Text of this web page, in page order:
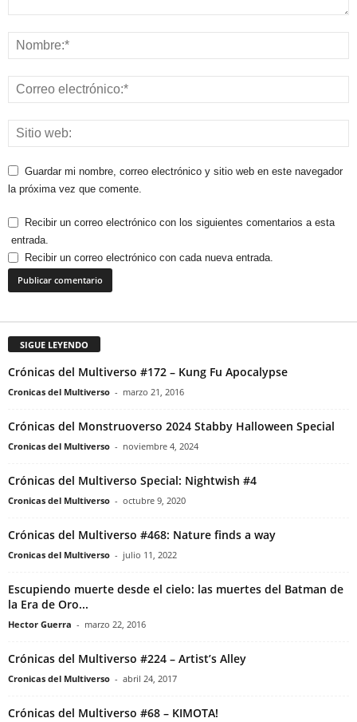
Guardar mi nombre, correo electrónico y sitio web en este navegador
la próxima vez que comente.
Recibir un correo electrónico con los siguientes comentarios a esta
entrada.
Recibir un correo electrónico con cada nueva entrada.
SIGUE LEYENDO
Crónicas del Multiverso #172 – Kung Fu Apocalypse
Cronicas del Multiverso - marzo 21, 2016
Crónicas del Monstruoverso 2024 Stabby Halloween Special
Cronicas del Multiverso - noviembre 4, 2024
Crónicas del Multiverso Special: Nightwish #4
Cronicas del Multiverso - octubre 9, 2020
Crónicas del Multiverso #468: Nature finds a way
Cronicas del Multiverso - julio 11, 2022
Escupiendo muerte desde el cielo: las muertes del Batman de
la Era de Oro...
Hector Guerra - marzo 22, 2016
Crónicas del Multiverso #224 – Artist’s Alley
Cronicas del Multiverso - abril 24, 2017
Crónicas del Multiverso #68 – KIMOTA!